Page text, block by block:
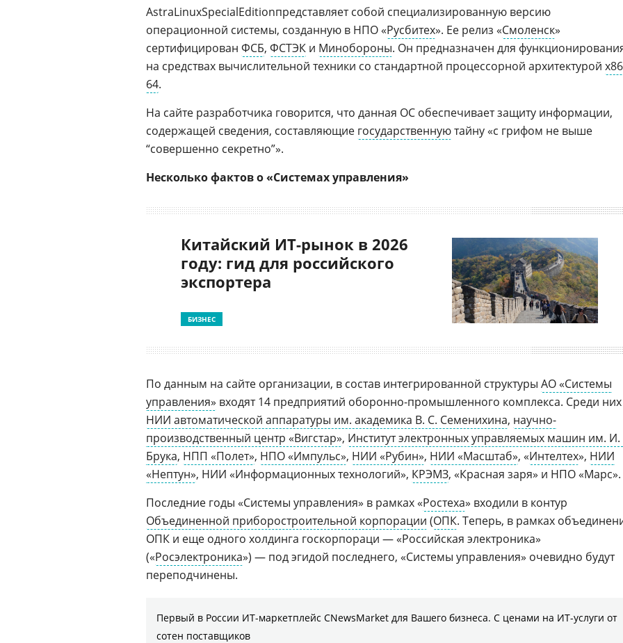
AstraLinuxSpecialEditionпредставляет собой специализированную версию
операционной системы, созданную в НПО «Русбитех». Ее релиз «Смоленск»
сертифицирован ФСБ, ФСТЭК и Минобороны. Он предназначен для
на средствах вычислительной техники со стандартной процессорной архитектурой
64.
На сайте разработчика говорится, что данная ОС обеспечивает защиту информации,
содержащей сведения, составляющие государственнуютайну «с грифом не выше
“совершенно секретно”».
Несколько фактов о «Системах управления»
Китайский ИТ-рынок в 2026
году: гид для российского
экспортера
БИЗНЕС
По данным на сайте организации, в состав интегрированной структуры АО «Системы
управления» входят 14 предприятий оборонно-промышленного комплекса. Среди них
НИИ автоматической аппаратуры им. академика В. С. Семенихина, научно-
производственный центр «Вигстар», Институт электронных управляемых машин им. И.
Брука, НПП «Полет», НПО «Импульс», НИИ «Рубин», НИИ «Масштаб», «Интелтех», НИИ
«Нептун», НИИ «Информационных технологий», КРЭМЗ, «Красная заря» и НПО «Марс».
Последние годы «Системы управления» в рамках «Ростеха» входили в контур
Объединенной приборостроительной корпорации (ОПК. Теперь, в рамках
ОПК и еще одного холдинга госкорпораци — «Российская электроника»
(«Росэлектроника») — под эгидой последнего, «Системы управления» очевидно будут
переподчинены.
Первый в России ИТ-маркетплейс CNewsMarket для Вашего бизнеса. С ценами на ИТ-услуги от
сотен поставщиков